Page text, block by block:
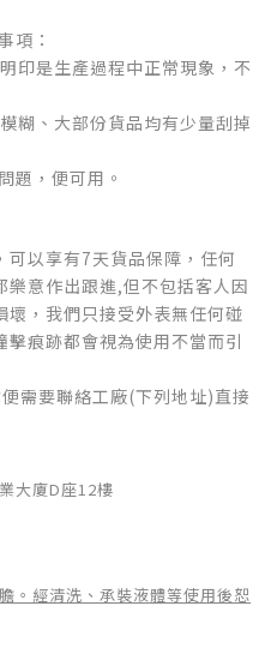
項：
印是生產過程中正常現象，不
糊、大部份貨品均有少量刮掉
題，便可用。
可以享有7天貨品保障，任何
樂意作出跟進,但不包括客人因
壞，我們只接受外表無任何碰
痕跡都會視為使用不當而引
需要聯絡工廠(下列地址)直接
大廈D座12樓
。經清洗、承裝液體等使用後恕